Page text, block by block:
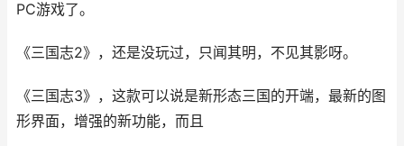
PC游戏了。
《三国志2》，还是没玩过，只闻其明，不见其影呀。
《三国志3》，这款可以说是新形态三国的开端，最新的图
形界面，增强的新功能，而且